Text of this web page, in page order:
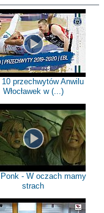
przechwytów Anwilu
Włocławek w (...)
Ponk - W oczach mamy
strach